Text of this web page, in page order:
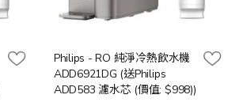
Philips - RO 純淨冷熱飲水機
ADD6921DG (送Philips
ADD583 濾水芯 (價值: $998))